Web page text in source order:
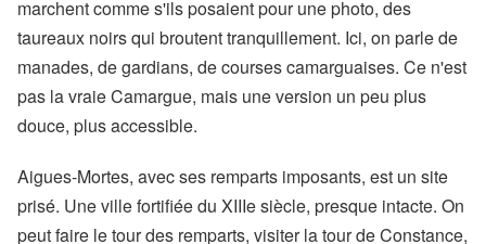
marchent comme s'ils posaient pour une photo, des
taureaux noirs qui broutent tranquillement. Ici, on parle de
manades, de gardians, de courses camarguaises. Ce n'est
pas la vraie Camargue, mais une version un peu plus
douce, plus accessible.
Aigues-Mortes, avec ses remparts imposants, est un site
prisé. Une ville fortifiée du XIIIe siècle, presque intacte. On
peut faire le tour des remparts, visiter la tour de Constance,